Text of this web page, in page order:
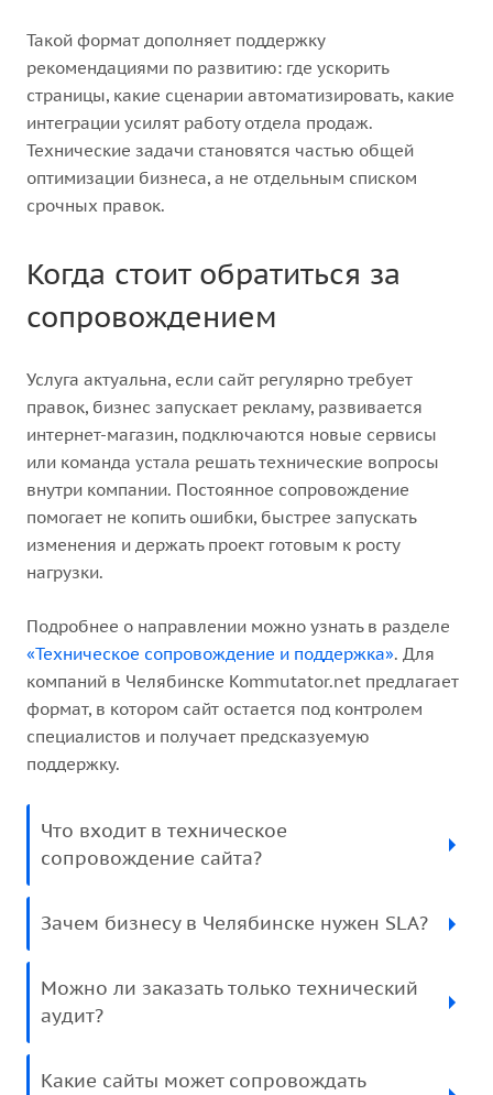
Такой формат дополняет поддержку
рекомендациями по развитию: где ускорить
страницы, какие сценарии автоматизировать, какие
интеграции усилят работу отдела продаж.
Технические задачи становятся частью общей
оптимизации бизнеса, а не отдельным списком
срочных правок.
Когда стоит обратиться за
сопровождением
Услуга актуальна, если сайт регулярно требует
правок, бизнес запускает рекламу, развивается
интернет-магазин, подключаются новые сервисы
или команда устала решать технические вопросы
внутри компании. Постоянное сопровождение
помогает не копить ошибки, быстрее запускать
изменения и держать проект готовым к росту
нагрузки.
Подробнее о направлении можно узнать в разделе
«Техническое сопровождение и поддержка». Для
компаний в Челябинске Kommutator.net предлагает
формат, в котором сайт остается под контролем
специалистов и получает предсказуемую
поддержку.
Что входит в техническое
сопровождение сайта?
Зачем бизнесу в Челябинске нужен SLA?
Можно ли заказать только технический
аудит?
Какие сайты может сопровождать